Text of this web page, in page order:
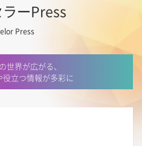
ーPress
Press
世界が広がる、
役立つ情報が多彩に